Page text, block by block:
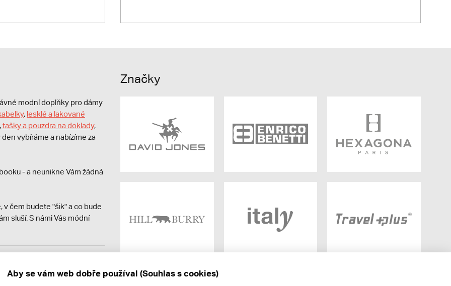
modní doplňky pro dámy
, lesklé a lakované
,tašky a pouzdra na doklady,
vybíráme a nabízíme za
- a neunikne Vám žádná
v čem budete "šik" a co bude
sluší. S námi Vás módní
online; v případě
Značky
Aby se vám web dobře používal (Souhlas s cookies)